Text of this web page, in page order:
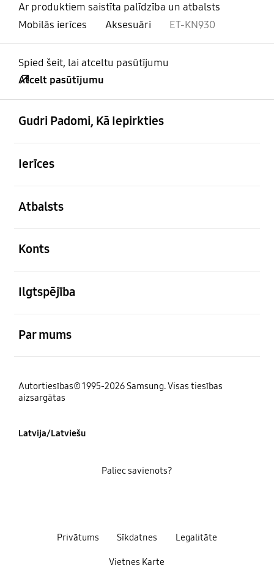
Ar produktiem saistīta palīdzība un atbalsts
Mobilās ierīces
Aksesuāri ET-KN930
Spied šeit, lai atceltu pasūtījumu
Atcelt pasūtījumu
Gudri Padomi, Kā Iepirkties
Ierīces
Atbalsts
Konts
Ilgtspējība
Par mums
Autortiesības© 1995-2026 Samsung. Visas tiesības
aizsargātas
Latvija/Latviešu
Privātums Sīkdatnes Legalitāte
Vietnes Karte
Paliec savienots?